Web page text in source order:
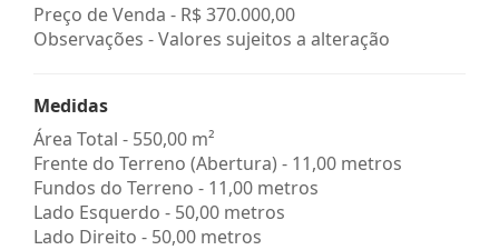
Preço de Venda - R$ 370.000,00
Observações - Valores sujeitos a alteração
Medidas
Área Total - 550,00 m²
Frente do Terreno (Abertura) - 11,00 metros
Fundos do Terreno - 11,00 metros
Lado Esquerdo - 50,00 metros
Lado Direito - 50,00 metros